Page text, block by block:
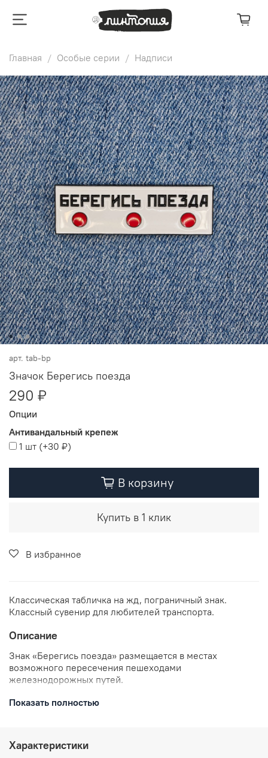
Главная Особые серии Надписи
арт. tab-bp
Значок Берегись поезда
290 ₽
Опции
Антивандальный крепеж
1 шт (+30 ₽)
В корзину
Купить в 1 клик
В избранное
Классическая табличка на жд, пограничный знак.
Классный сувенир для любителей транспорта.
Описание
Знак «Берегись поезда» размещается в местах
возможного пересечения пешеходами
железнодорожных путей.
В комплекте: значок металлический, застежка
заказа.
Показать полностью
Характеристики